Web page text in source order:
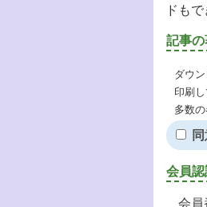
ドもで
記事の
ダウ
印刷
多数
会員認
会員